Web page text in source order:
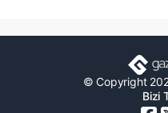
© Copyright
Bizi